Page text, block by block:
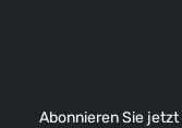
Abonnieren Sie